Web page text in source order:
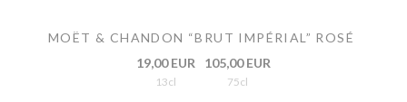
MOËT & CHANDON “BRUT IMPÉRIAL” ROSÉ
19,00 EUR
13cl
105,00 EUR
75cl